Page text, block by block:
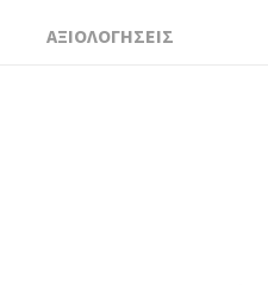
ΑΞΙΟΛΟΓΗΣΕΙΣ